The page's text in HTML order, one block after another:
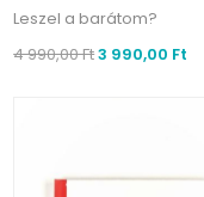
Leszel a barátom?
4 990,00 Ft3 990,00 Ft